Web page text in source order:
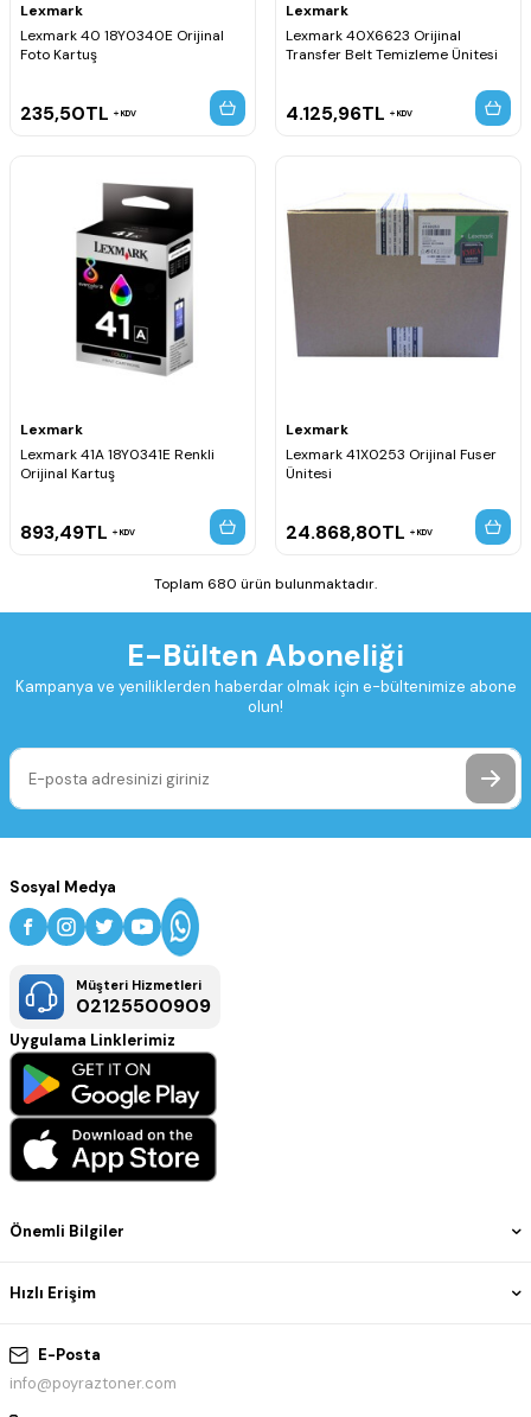
Lexmark
Lexmark 40 18Y0340E Orijinal
Foto Kartuş
235,50TL KDV
Lexmark
Lexmark 40X6623 Orijinal
Transfer Belt Temizleme Ünitesi
4.125,96TL KDV
Lexmark
Lexmark 41A 18Y0341E Renkli
Orijinal Kartuş
893,49TL KDV
Lexmark
Lexmark 41X0253 Orijinal Fuser
Ünitesi
24.868,80TL KDV
Toplam 680 ürün bulunmaktadır.
E-Bülten Aboneliği
Kampanya ve yeniliklerden haberdar olmak için e-bültenimize abone
olun!
E-Posta
info@poyraztoner.com
Önemli Bilgiler
Hızlı Erişim
Sosyal Medya
Müşteri Hizmetleri
02125500909
Uygulama Linklerimiz